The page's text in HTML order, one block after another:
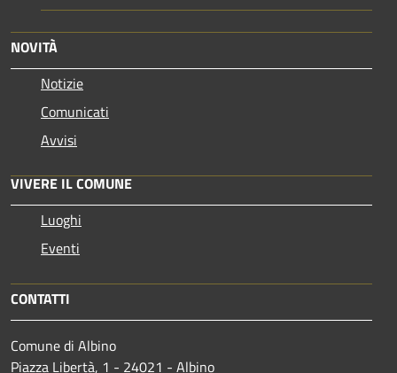
NOVITÀ
Notizie
Comunicati
Avvisi
VIVERE IL COMUNE
Luoghi
Eventi
CONTATTI
Comune di Albino
Piazza Libertà, 1 - 24021 - Albino